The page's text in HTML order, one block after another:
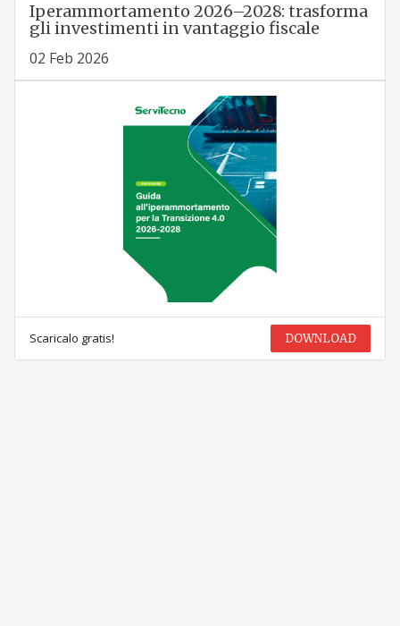
Iperammortamento 2026–2028: trasforma
gli investimenti in vantaggio fiscale
02 Feb 2026
Scaricalo gratis! DOWNLOAD